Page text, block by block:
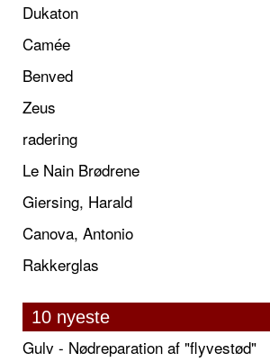
Dukaton
Camée
Benved
Zeus
radering
Le Nain Brødrene
Giersing, Harald
Canova, Antonio
Rakkerglas
10 nyeste
Gulv - Nødreparation af "flyvestød"